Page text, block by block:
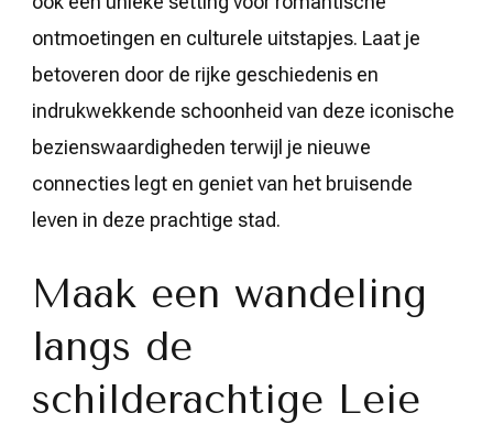
ontmoetingen en culturele uitstapjes. Laat je
betoveren door de rijke geschiedenis en
indrukwekkende schoonheid van deze iconische
bezienswaardigheden terwijl je nieuwe
connecties legt en geniet van het bruisende
leven in deze prachtige stad.
Maak een wandeling
langs de
schilderachtige Leie